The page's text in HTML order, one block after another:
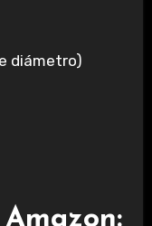
diámetro)